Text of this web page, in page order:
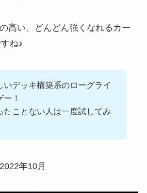
高い、どんどん強くなれるカー
ね♪
いデッキ構築系のローグライ
ー！
たことない人は一度試してみ
年10月